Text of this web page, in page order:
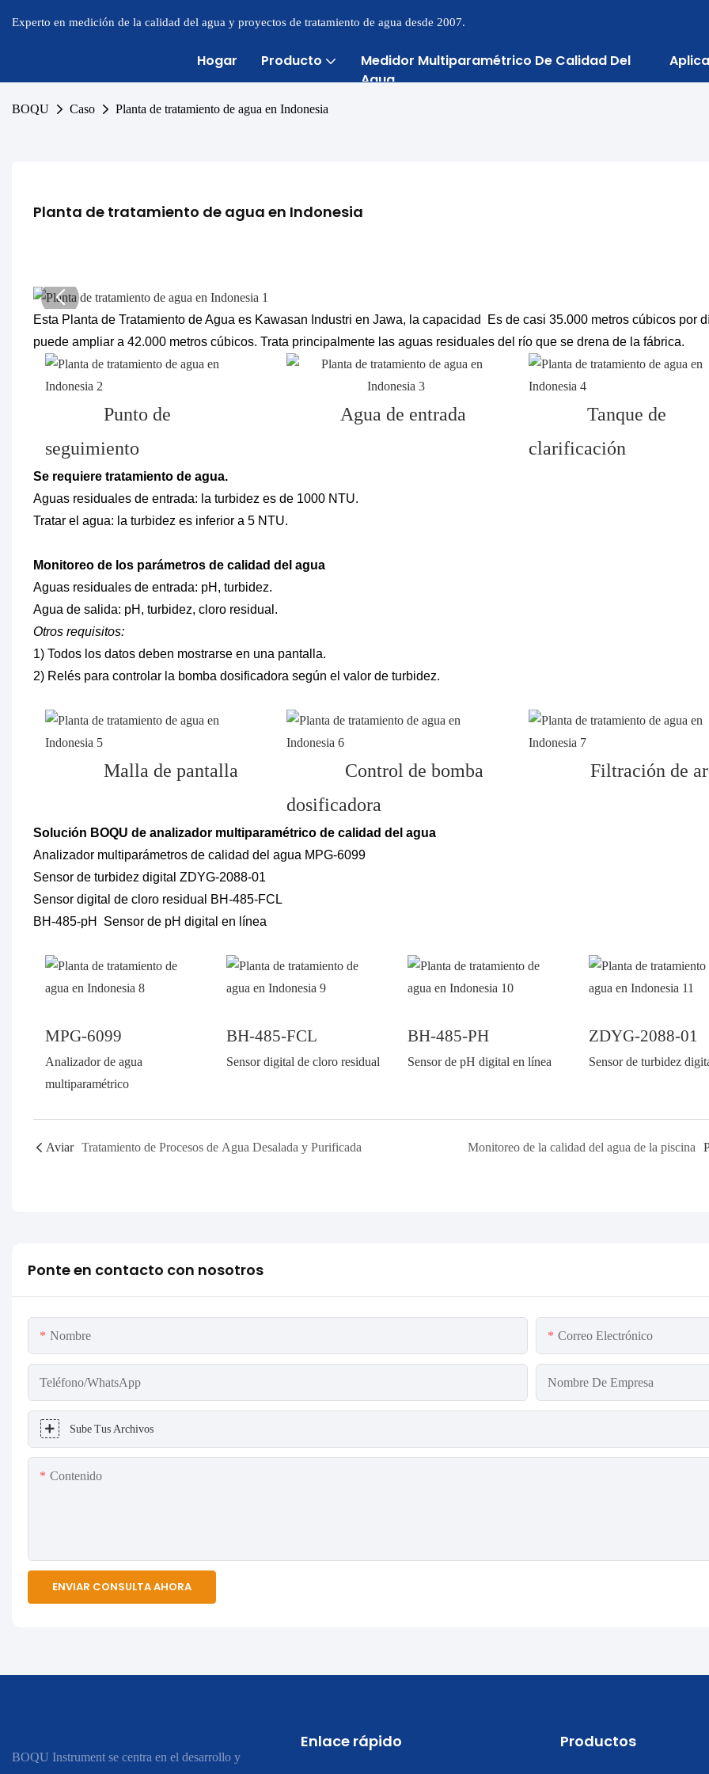
Experto en medición de la calidad del agua y proyectos de tratamiento de agua desde 2007.
Hogar Producto
Medidor Multiparamétrico De Calidad Del
Agua
BOQU Caso Planta de tratamiento de agua en Indonesia
Planta de tratamiento de agua en Indonesia
Esta Planta de Tratamiento de Agua es Kawasan Industri en Jawa, la capacidad Es de casi 35.000 metros cúbicos por
puede ampliar a 42.000 metros cúbicos. Trata principalmente las aguas residuales del río que se drena de la fábrica.
Punto de
seguimiento
Agua de entrada
Tanque de
clarificación
Se requiere tratamiento de agua.
Aguas residuales de entrada: la turbidez es de 1000 NTU.
Tratar el agua: la turbidez es inferior a 5 NTU.
Monitoreo de los parámetros de calidad del agua
Aguas residuales de entrada: pH, turbidez.
Agua de salida: pH, turbidez, cloro residual.
Otros requisitos:
1) Todos los datos deben mostrarse en una pantalla.
2) Relés para controlar la bomba dosificadora según el valor de turbidez.
Malla de pantalla
Control de bomba
dosificadora
Filtración de
Solución BOQU de analizador multiparamétrico de calidad del agua
Analizador multiparámetros de calidad del agua MPG-6099
Sensor de turbidez digital ZDYG-2088-01
Sensor digital de cloro residual BH-485-FCL
BH-485-pH
Sensor de pH digital en línea
MPG-6099
Analizador de agua
multiparamétrico
BH-485-FCL
Sensor digital de cloro residual
BH-485-PH
Sensor de pH digital en línea
ZDYG-2088-01
Sensor de turbidez
Aviar Tratamiento de Procesos de Agua Desalada y Purificada Monitoreo de la calidad del agua de la piscina
Ponte en contacto con nosotros
Nombre Correo Electrónico
Teléfono/WhatsApp Nombre De Empresa
Sube Tus Archivos
Contenido
ENVIAR CONSULTA AHORA
BOQU Instrument se centra en el desarrollo y
Enlace rápido Productos